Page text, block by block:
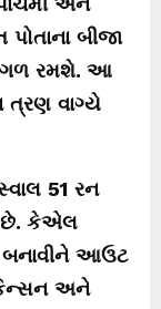
પોતાના બીજા
રમશે. આ
ત્રણ વાગ્યે
51 રન
છે. કેએલ
બનાવીને આઉટ
અને